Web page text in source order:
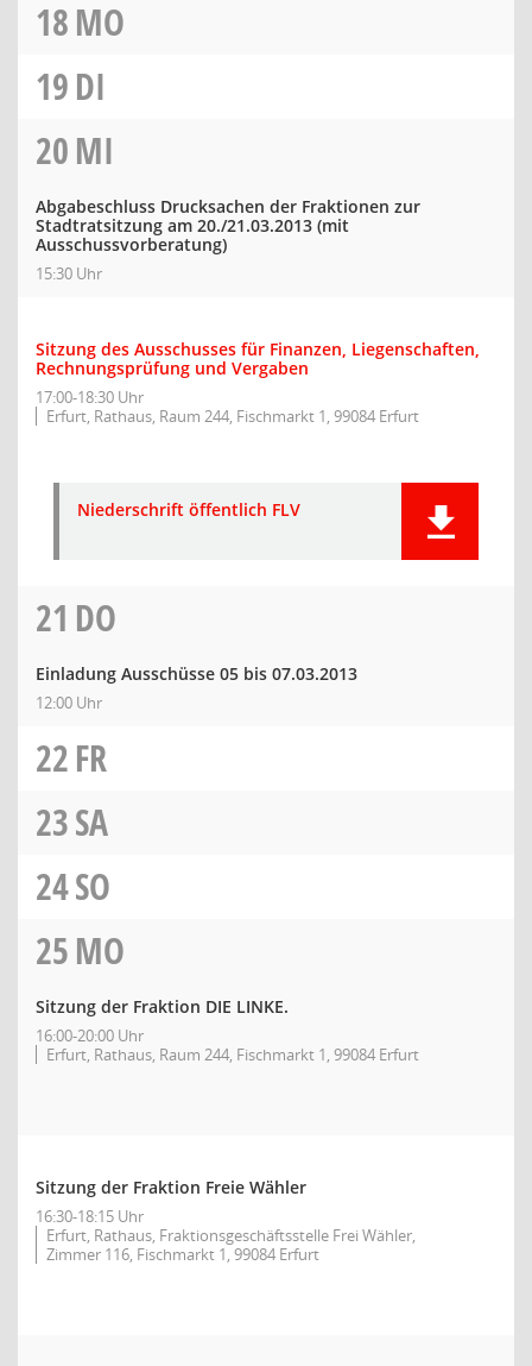
18MO
19DI
20MI
Abgabeschluss Drucksachen der Fraktionen zur
Stadtratsitzung am 20./21.03.2013 (mit
Ausschussvorberatung)
15:30 Uhr
Sitzung des Ausschusses für Finanzen, Liegenschaften,
Rechnungsprüfung und Vergaben
17:00-18:30 Uhr
Erfurt, Rathaus, Raum 244, Fischmarkt 1, 99084 Erfurt
Niederschrift öffentlich FLV
21 DO
Einladung Ausschüsse 05 bis 07.03.2013
12:00 Uhr
22FR
23SA
24SO
25MO
Sitzung der Fraktion DIE LINKE.
16:00-20:00 Uhr
Erfurt, Rathaus, Raum 244, Fischmarkt 1, 99084 Erfurt
Sitzung der Fraktion Freie Wähler
16:30-18:15 Uhr
Erfurt, Rathaus, Fraktionsgeschäftsstelle Frei Wähler,
Zimmer 116, Fischmarkt 1, 99084 Erfurt